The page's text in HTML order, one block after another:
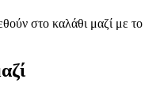
στο καλάθι μαζί με το